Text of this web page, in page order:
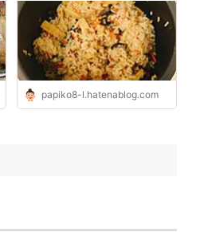
papiko8-l.hatenablog.com